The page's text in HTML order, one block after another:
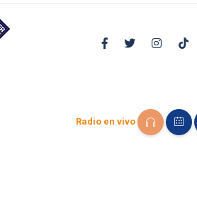
Radio en vivo